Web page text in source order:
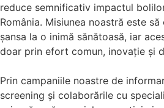
reduce semnificativ impactul
România. Misiunea noastră este
șansa la o inimă sănătoasă, iar
doar prin efort comun, inovație și
Prin campaniile noastre de
screening și colaborările cu